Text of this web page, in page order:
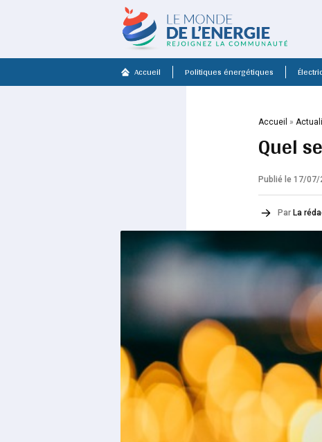
Accueil Politiques énergétiques
Accueil »
Quel
Publié le 17/
Par La